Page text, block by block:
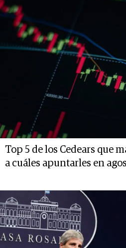
Top 5 de los Cedears que
a cuáles apuntarles en